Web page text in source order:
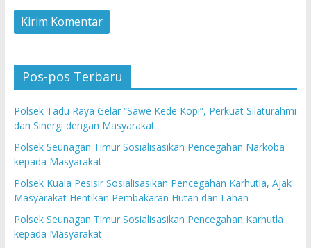
Pos-pos Terbaru
Polsek Tadu Raya Gelar “Sawe Kede Kopi”, Perkuat Silaturahmi
dan Sinergi dengan Masyarakat
Polsek Seunagan Timur Sosialisasikan Pencegahan Narkoba
kepada Masyarakat
Polsek Kuala Pesisir Sosialisasikan Pencegahan Karhutla, Ajak
Masyarakat Hentikan Pembakaran Hutan dan Lahan
Polsek Seunagan Timur Sosialisasikan Pencegahan Karhutla
kepada Masyarakat